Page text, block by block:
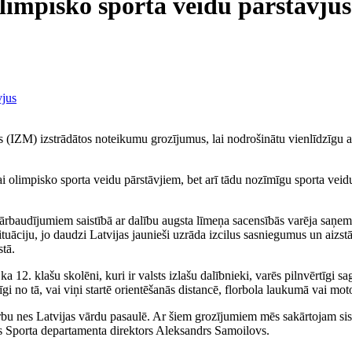
sporta veidu pārstāvjus
izstrādātos noteikumu grozījumus, lai nodrošinātu vienlīdzīgu
sporta veidu pārstāvjiem, bet arī tādu nozīmīgu sporta
saistībā ar dalību augsta līmeņa sacensībās varēja
jo daudzi Latvijas jaunieši uzrāda izcilus sasniegumus un
12. klašu skolēni, kuri ir valsts izlašu dalībnieki, varēs pilnvērtīgi
no tā, vai viņi startē orientēšanās distancē, florbola laukumā vai
nes Latvijas vārdu pasaulē. Ar šiem grozījumiem mēs sakārtojam
departamenta direktors Aleksandrs Samoilovs.